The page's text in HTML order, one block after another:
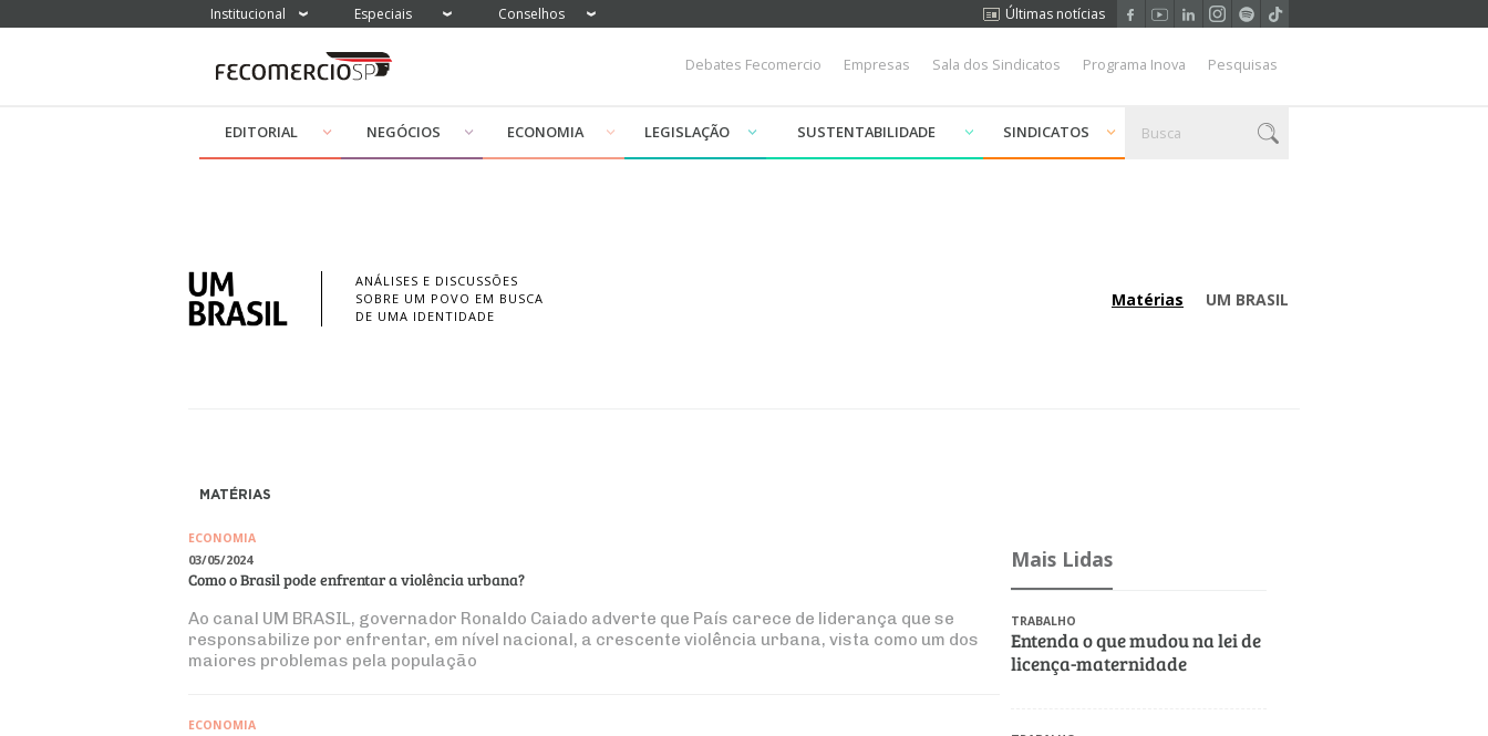
Institucional Especiais Conselhos Últimas notícias
Debates Fecomercio Empresas Sala dos Sindicatos Programa Inova Pesquisas
EDITORIAL NEGÓCIOS ECONOMIA LEGISLAÇÃO SUSTENTABILIDADE SINDICATOS
ANÁLISES E DISCUSSÕES
SOBRE UM POVO EM BUSCA
DE UMA IDENTIDADE
Matérias UM BRASIL
MATÉRIAS
ECONOMIA
03/05/2024
Como o Brasil pode enfrentar a violência urbana?
Ao canal UM BRASIL, governador Ronaldo Caiado adverte que País carece de liderança que se
responsabilize por enfrentar, em nível nacional, a crescente violência urbana, vista como um dos
maiores problemas pela população
ECONOMIA
Mais Lidas
TRABALHO
Entenda o que mudou na lei de
licença-maternidade